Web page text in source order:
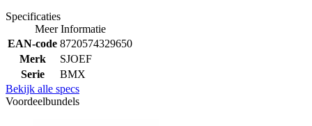
Specificaties
Meer Informatie
EAN-code 8720574329650
Merk
SJOEF
Serie
BMX
Bekijk alle specs
Voordeelbundels